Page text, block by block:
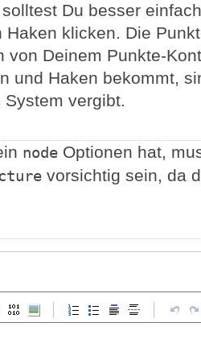
Du besser
Haken klicken. Die
von Deinem Punkte-
und Haken bekommt,
System vergibt.
node Optionen hat,
vorsichtig sein, da